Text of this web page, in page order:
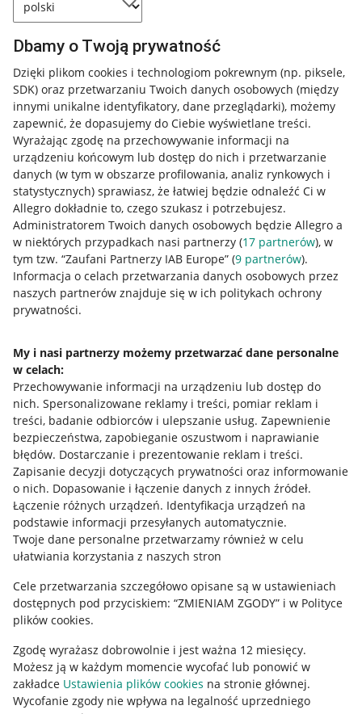
Dbamy o Twoją prywatność
Dzięki plikom cookies i technologiom pokrewnym (np. piksele,
SDK) oraz przetwarzaniu Twoich danych osobowych (między
innymi unikalne identyfikatory, dane przeglądarki), możemy
zapewnić, że dopasujemy do Ciebie wyświetlane treści.
Wyrażając zgodę na przechowywanie informacji na
urządzeniu końcowym lub dostęp do nich i przetwarzanie
danych (w tym w obszarze profilowania, analiz rynkowych i
statystycznych) sprawiasz, że łatwiej będzie odnaleźć Ci w
Allegro dokładnie to, czego szukasz i potrzebujesz.
Administratorem Twoich danych osobowych będzie Allegro a
w niektórych przypadkach nasi partnerzy (17 partnerów), w
tym tzw. “Zaufani Partnerzy IAB Europe” (9 partnerów).
Informacja o celach przetwarzania danych osobowych przez
naszych partnerów znajduje się w ich politykach ochrony
prywatności.
My i nasi partnerzy możemy przetwarzać dane personalne
w celach:
Przechowywanie informacji na urządzeniu lub dostęp do
nich. Spersonalizowane reklamy i treści, pomiar reklam i
treści, badanie odbiorców i ulepszanie usług. Zapewnienie
bezpieczeństwa, zapobieganie oszustwom i naprawianie
błędów. Dostarczanie i prezentowanie reklam i treści.
Zapisanie decyzji dotyczących prywatności oraz informowanie
o nich. Dopasowanie i łączenie danych z innych źródeł.
Łączenie różnych urządzeń. Identyfikacja urządzeń na
podstawie informacji przesyłanych automatycznie.
Twoje dane personalne przetwarzamy również w celu
ułatwiania korzystania z naszych stron
Cele przetwarzania szczegółowo opisane są w ustawieniach
dostępnych pod przyciskiem: “ZMIENIAM ZGODY” i w Polityce
plików cookies.
Zgodę wyrażasz dobrowolnie i jest ważna 12 miesięcy.
Możesz ją w każdym momencie wycofać lub ponowić w
zakładce Ustawienia plików cookies na stronie głównej.
Wycofanie zgody nie wpływa na legalność uprzedniego
Nawigacja
Przydatne informacje
Jak to działa
Allegro Gadane dla sprzedających
Allegro Gadane dla kupujących
Mapa miejscowości
Informacje prawne
Regulamin
Polityka plików "cookies"
Ustawienia plików "cookies"
Udostępnianie lokalizacji
Informacje dla Aktu o Usługach Cyfrowych
Pobierz aplikację